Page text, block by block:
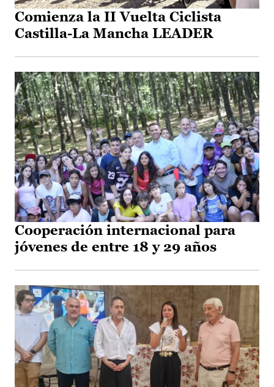
Comienza la II Vuelta Ciclista
Castilla-La Mancha LEADER
Cooperación internacional para
jóvenes de entre 18 y 29 años